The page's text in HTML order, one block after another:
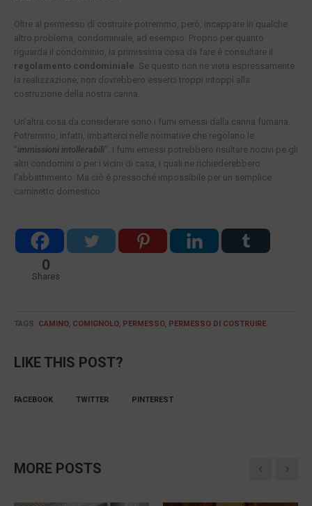
Oltre al permesso di costruire potremmo, però, incappare in qualche
altro problema, condominiale, ad esempio. Proprio per quanto
riguarda il condominio, la primissima cosa da fare è consultare il
regolamento condominiale . Se questo non ne vieta espressamente
la realizzazione, non dovrebbero esserci troppi intoppi alla
costruzione della nostra canna.
Un’altra cosa da considerare sono i fumi emessi dalla canna fumaria.
Potremmo, infatti, imbatterci nelle normative che regolano le
“immissioni intollerabili”. I fumi emessi potrebbero risultare nocivi pe gli
altri condomini o per i vicini di casa, i quali ne richiederebbero
l’abbattimento. Ma ciò è pressoché impossibile per un semplice
caminetto domestico.
0
Shares
TAGS: CAMINO, COMIGNOLO, PERMESSO, PERMESSO DI COSTRUIRE
LIKE THIS POST?
FACEBOOK TWITTER PINTEREST
MORE POSTS